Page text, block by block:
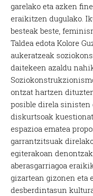
garelako eta azken
eraikitzen dugulako.
besteak beste,
Taldea edota Kolore
aukeratzeak
daitekeen azaldu
ontzat hartzen
posible direla
diskurtsoak
espazioa ematea
garrantzitsuak
egiterakoan
aberasgarriagoa
gizartean gizonen eta
desberdintasun